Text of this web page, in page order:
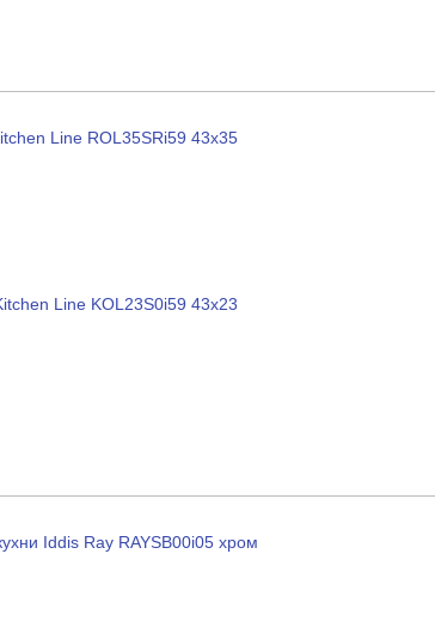
Line ROL35SRi59 43x35
Line KOL23S0i59 43x23
Iddis Ray RAYSB00i05 хром